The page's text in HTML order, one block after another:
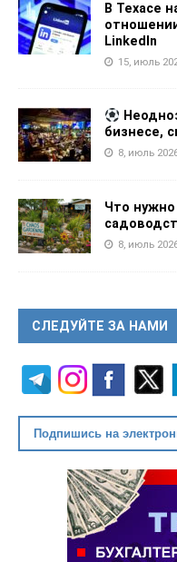
В Техасе
LinkedIn
15, июль
бизнесе,
8, июль
Что нужно
8, июль
СЛЕДУЙТЕ ЗА НАМИ
Подпишись на